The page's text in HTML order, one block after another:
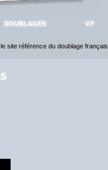
DOUBLAGES V.F
, le site référence du doublage français.